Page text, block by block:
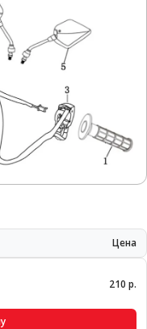
Цена
210 р.